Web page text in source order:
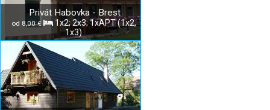
Privát Habovka - Brest
od 8,00 €
1x2; 2x3; 1xAPT (1x2,
1x3)